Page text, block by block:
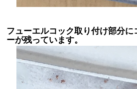
フューエルコック取り付け部分に
ーが残っています。